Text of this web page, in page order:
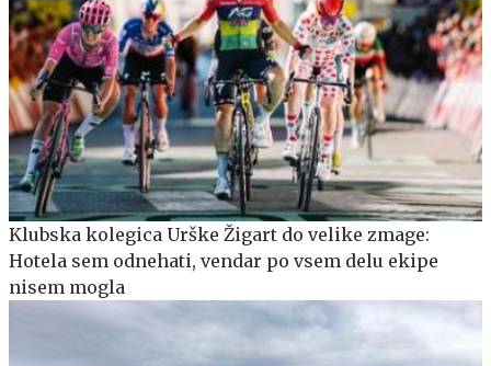
Klubska kolegica Urške Žigart do velike zmage:
Hotela sem odnehati, vendar po vsem delu ekipe
nisem mogla